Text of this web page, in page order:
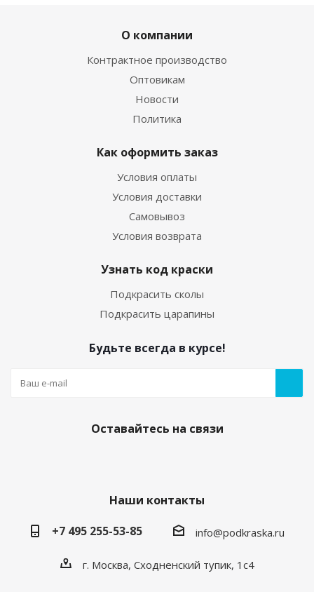
О компании
Контрактное производство
Оптовикам
Новости
Политика
Как оформить заказ
Условия оплаты
Условия доставки
Самовывоз
Условия возврата
Узнать код краски
Подкрасить сколы
Подкрасить царапины
Будьте всегда в курсе!
Оставайтесь на связи
Наши контакты
+7 495 255-53-85
info@podkraska.ru
г. Москва, Сходненский тупик, 1с4